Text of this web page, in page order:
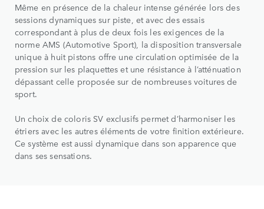
Même en présence de la chaleur intense générée lors des
sessions dynamiques sur piste, et avec des essais
correspondant à plus de deux fois les exigences de la
norme AMS (Automotive Sport), la disposition transversale
unique à huit pistons offre une circulation optimisée de la
pression sur les plaquettes et une résistance à l’atténuation
dépassant celle proposée sur de nombreuses voitures de
sport.
Un choix de coloris SV exclusifs permet d’harmoniser les
étriers avec les autres éléments de votre finition extérieure.
Ce système est aussi dynamique dans son apparence que
dans ses sensations.